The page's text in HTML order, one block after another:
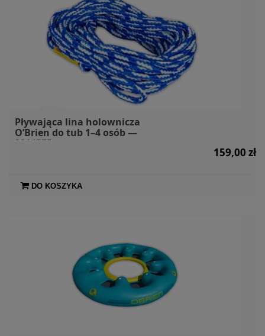
Pływająca lina holownicza
O’Brien do tub 1–4 osób —
2214575
159,00 zł
DO KOSZYKA